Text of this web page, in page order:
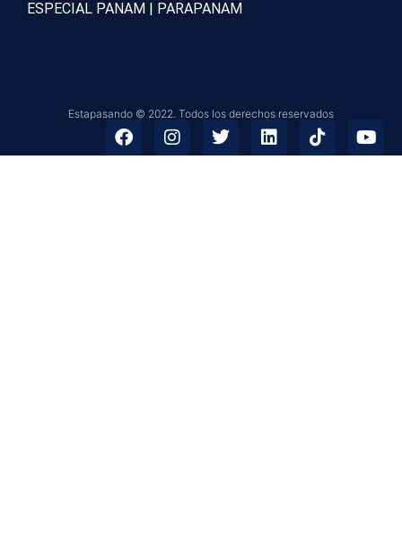
ESPECIAL PANAM | PARAPANAM
Estapasando © 2022. Todos los derechos reservados